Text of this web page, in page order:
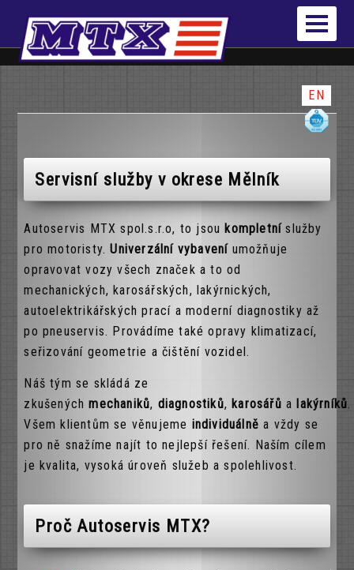
EN
Servisní služby v okrese Mělník
Autoservis MTX spol.s.r.o, to jsou kompletníslužby
pro motoristy.Univerzální vybaveníumožňuje
opravovat vozy všech značek a to od
mechanických, karosářských, lakýrnických,
autoelektrikářských prací a moderní diagnostiky až
po pneuservis. Provádíme také opravy klimatizací,
seřizování geometrie a čištění vozidel.
Náš tým se skládá ze
zkušenýchmechaniků, diagnostiků, karosářů a lakýrníků.
Všem klientům se věnujeme individuálně a vždy se
pro ně snažíme najít to nejlepší řešení. Naším cílem
je kvalita, vysoká úroveň služeb a spolehlivost.
Proč Autoservis MTX?